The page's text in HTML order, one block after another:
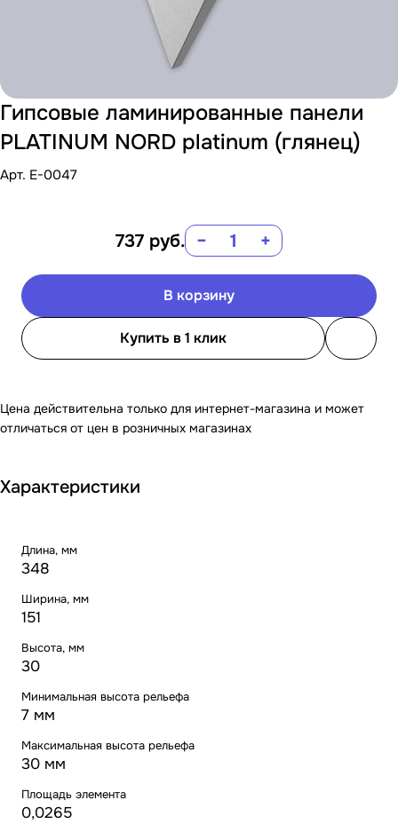
Гипсовые ламинированные панели
PLATINUM NORD platinum (глянец)
Арт. E-0047
737 руб. − +
В корзину
Купить в 1 клик
Цена действительна только для интернет-магазина и может
отличаться от цен в розничных магазинах
Характеристики
Длина, мм
348
Ширина, мм
151
Высота, мм
30
Минимальная высота рельефа
7 мм
Максимальная высота рельефа
30 мм
Площадь элемента
0,0265